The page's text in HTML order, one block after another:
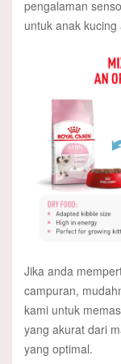
pengalaman
untuk anak kucing
Jika anda
campuran,
kami untuk
yang akurat dari
yang optimal.